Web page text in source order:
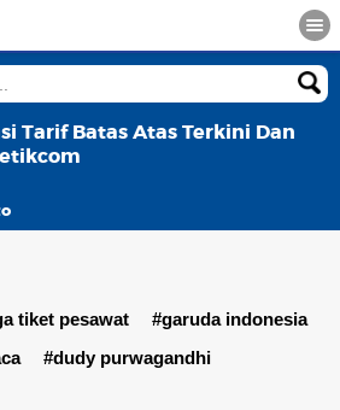
Tarif Batas Atas Terkini Dan
tiket pesawat
#garuda indonesia
#dudy purwagandhi